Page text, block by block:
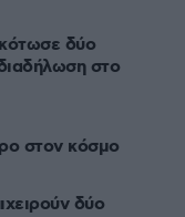
δύο
στο
στον κόσμο
δύο